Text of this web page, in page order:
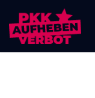
Zum
Inhalt